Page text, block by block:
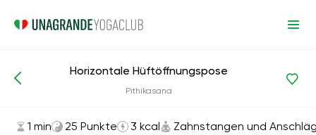
Asanas und Übungen
Horizontale Hüftöffnungspose
Pithikasana
1 min 25 Punkte 3 kcal Zahnstangen und